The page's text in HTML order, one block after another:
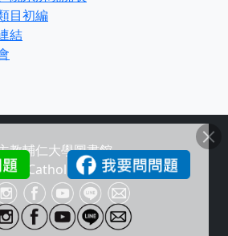
目初編
結
教輔仁大學圖書館
Catholic University Library